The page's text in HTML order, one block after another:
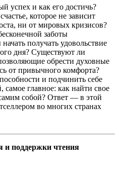
успех и как его достичь?
которое не зависит
ни от мировых кризисов?
заботы
получать удовольствие
дня? Существуют ли
обрести духовные
от привычного комфорта?
и подчинить себе
самое главное: как найти свое
собой? Ответ — в этой
во многих странах
и поддержки чтения